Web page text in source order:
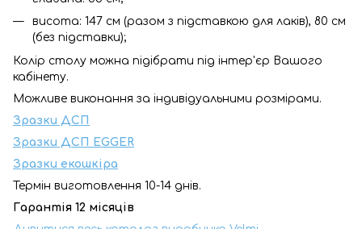
висота: 147 см (разом з підставкою для лаків), 80 см
(без підставки);
Колір столу можна підібрати під інтер'єр Вашого
кабінету.
Можливе виконання за індивідуальними розмірами.
Зразки ДСП
Зразки ДСП EGGER
Зразки екошкіра
Термін виготовлення 10-14 днів.
Гарантія 12 місяців